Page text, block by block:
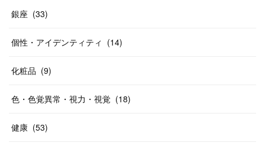
銀座 (33)
個性・アイデンティティ (14)
化粧品 (9)
色・色覚異常・視力・視覚 (18)
健康 (53)